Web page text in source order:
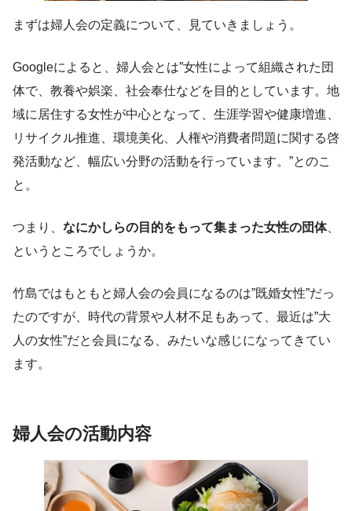
まずは婦人会の定義について、見ていきましょう。
Googleによると、婦人会とは”女性によって組織された団
体で、教養や娯楽、社会奉仕などを目的としています。地
域に居住する女性が中心となって、生涯学習や健康増進、
リサイクル推進、環境美化、人権や消費者問題に関する啓
発活動など、幅広い分野の活動を行っています。”とのこ
と。
つまり、 なにかしらの目的をもって集まった女性の団体、
というところでしょうか。
竹島ではもともと婦人会の会員になるのは”既婚女性”だっ
たのですが、時代の背景や人材不足もあって、最近は”大
人の女性”だと会員になる、みたいな感じになってきてい
ます。
婦人会の活動内容